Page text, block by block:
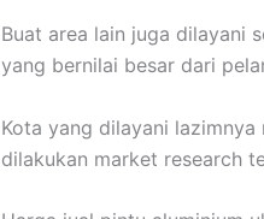
Buat area lain juga dilayani
yang bernilai besar dari
Kota yang dilayani
dilakukan market research